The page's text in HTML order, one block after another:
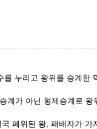
누리고 왕위를 승계한
계가 아닌 형제승계로 왕
폐위된 왕, 패배자가 가